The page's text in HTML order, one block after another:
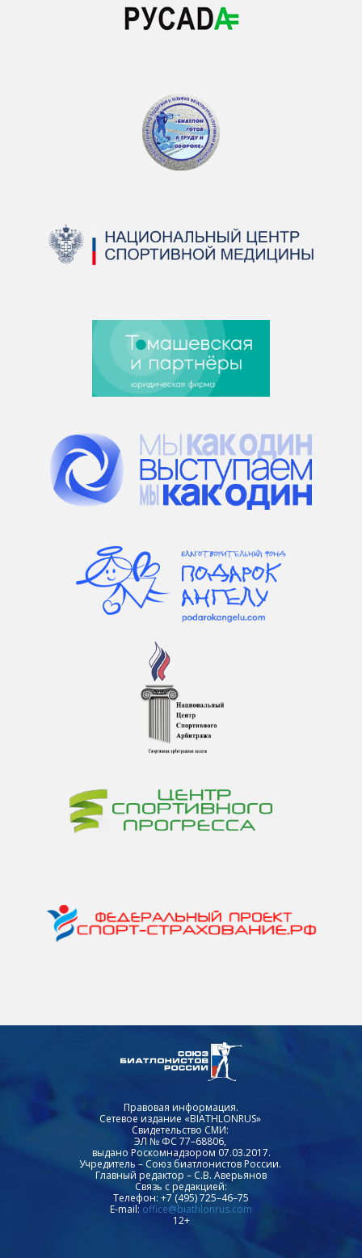
Правовая информация.
Сетевое издание «BIATHLONRUS»
Свидетельство СМИ:
ЭЛ № ФС 77–68806,
выдано Роскомнадзором 07.03.2017.
Учредитель – Союз биатлонистов России.
Главный редактор – С.В. Аверьянов
Связь с редакцией:
Телефон: +7 (495) 725–46–75
E-mail: office@biathlonrus.com
12+